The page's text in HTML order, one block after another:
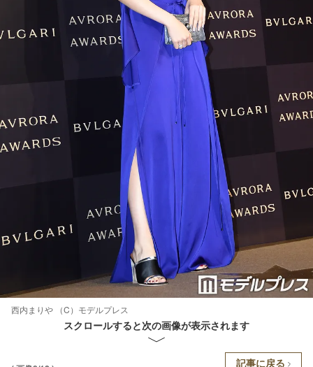
西内まりや （C）モデルプレス
スクロールすると次の画像が表示されます
記事に戻る